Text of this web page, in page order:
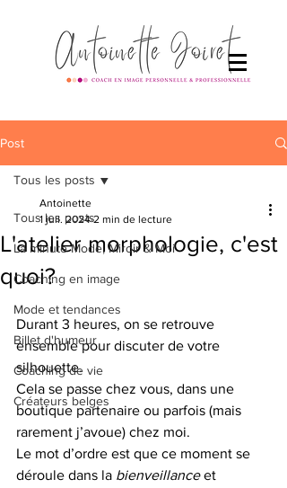
Post
Tous les posts
La minute Mode, Miroir & Moi
Coaching en image
Mode et tendances
Billet d'humeur
Coaching de vie
Créateurs belges
Tous les posts
L'atelier morphologie, c'est
quoi?
Antoinette
1 juil. 2024 2 min de lecture
Durant 3 heures, on se retrouve
ensemble pour discuter de votre
silhouette.
Cela se passe chez vous, dans une
boutique partenaire ou parfois (mais
rarement j’avoue) chez moi.
Le mot d’ordre est que ce moment se
déroule dans la bienveillance et